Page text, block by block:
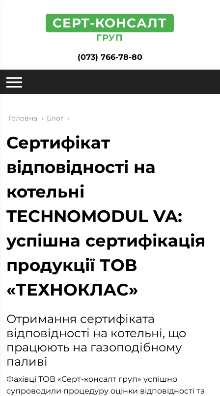
СЕРТ-КОНСАЛТ
ГРУП
(073) 766-78-80
Головна › Блог ›
Сертифікат
відповідності на
котельні
TECHNOMODUL VA:
успішна сертифікація
продукції ТОВ
«ТЕХНОКЛАС»
Отримання сертифіката
відповідності на котельні, що
працюють на газоподібному
паливі
Фахівці ТОВ «Серт-консалт груп» успішно
супроводили процедуру оцінки відповідності та